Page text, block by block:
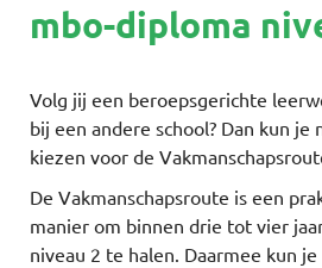
mbo-diploma
Volg jij een beroepsgerichte
bij een andere school? Dan kun je
kiezen voor de
De Vakmanschapsroute is een
manier om binnen drie tot vier
niveau 2 te halen. Daarmee kun